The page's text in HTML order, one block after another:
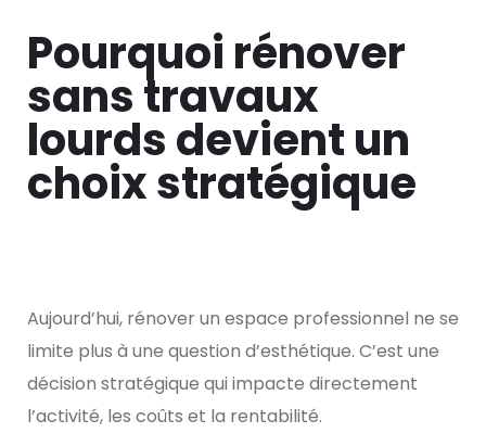
Pourquoi rénover
sans travaux
lourds devient un
choix stratégique
Aujourd’hui, rénover un espace professionnel ne se
limite plus à une question d’esthétique. C’est une
décision stratégique qui impacte directement
l’activité, les coûts et la rentabilité.